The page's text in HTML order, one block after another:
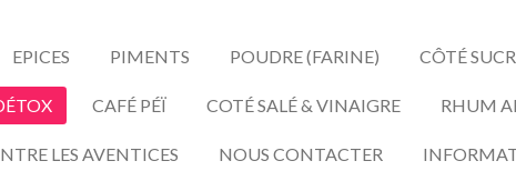
EPICES PIMENTS POUDRE (FARINE) CÔTÉ
CAFÉ PÉÏ COTÉ SALÉ & VINAIGRE RHUM
LES AVENTICES NOUS CONTACTER